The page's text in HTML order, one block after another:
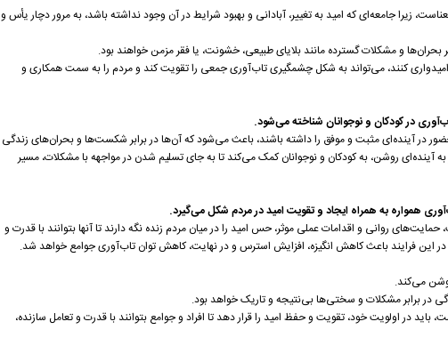
زیرا جامعه‌ای که امید به تغییر، آبادانی و بهبود شرایط در آن وجود نداشته باشد، به مرور دچار یأس و
بحران‌ها و مشکلات گسترده مانند بلایای طبیعی، خشونت، یا فقر مزمن خواهند بود.
کنند، می‌تواند به شکل چشمگیری تاب‌آوری جمعی را تقویت کند و مردم را به سمت همکاری و
در کودکان و نوجوانان شناخته می‌شود.
در آینده‌ای مثبت و موفق را داشته باشند، باعث می‌شود که آن‌ها در برابر شکست‌ها و بحران‌های زندگی
آینده‌ای روشن، به کودکان و نوجوانان کمک می‌کند تا به جای تسلیم شدن در مواجهه با مشکلات، مسیر
همواره به همراه ایجاد و تقویت امید در مردم شکل می‌گیرد.
روانی و اقدامات عملی موثر، حس امید را در میان مردم زنده نگه دارند تا آنها بتوانند با قدرت و
در این فرایند باعث کاهش انگیزه، افزایش استرس و در نهایت، کاهش توان تاب‌آوری جوامع خواهد شد.
می‌کند.
در برابر مشکلات و سختی‌ها بی‌نتیجه و تاریک خواهد بود.
باید در اولویت خود، تقویت و حفظ امید را قرار دهد تا افراد و جوامع بتوانند با قدرت و تعامل سازنده،